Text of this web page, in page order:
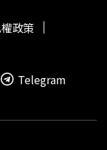
政策
Telegram